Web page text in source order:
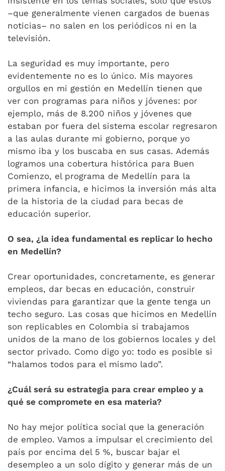
–que generalmente vienen cargados de buenas
noticias– no salen en los periódicos ni en la
televisión.
La seguridad es muy importante, pero
evidentemente no es lo único. Mis mayores
orgullos en mi gestión en Medellín tienen que
ver con programas para niños y jóvenes: por
ejemplo, más de 8.200 niños y jóvenes que
estaban por fuera del sistema escolar regresaron
a las aulas durante mi gobierno, porque yo
mismo iba y los buscaba en sus casas. Además
logramos una cobertura histórica para Buen
Comienzo, el programa de Medellín para la
primera infancia, e hicimos la inversión más alta
de la historia de la ciudad para becas de
educación superior.
O sea, ¿la idea fundamental es replicar lo hecho
en Medellín?
Crear oportunidades, concretamente, es generar
empleos, dar becas en educación, construir
viviendas para garantizar que la gente tenga un
techo seguro. Las cosas que hicimos en Medellín
son replicables en Colombia si trabajamos
unidos de la mano de los gobiernos locales y del
sector privado. Como digo yo: todo es posible si
“halamos todos para el mismo lado”.
¿Cuál será su estrategia para crear empleo y a
qué se compromete en esa materia?
No hay mejor política social que la generación
de empleo. Vamos a impulsar el crecimiento del
país por encima del 5 %, buscar bajar el
desempleo a un solo dígito y generar más de un